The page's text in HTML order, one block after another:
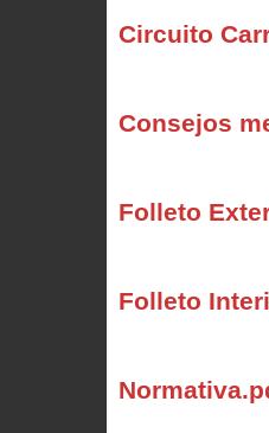
Circuito
Consejos
Folleto
Folleto